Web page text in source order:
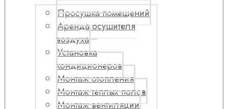
Просушка помещений
Аренда осушителя
воздуха
Установка
кондиционеров
Монтаж отопления
Монтаж теплых полов
Монтаж вентиляции